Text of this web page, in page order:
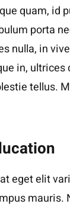
quam, id
porta
nulla, in
in,
tellus.
eget elit